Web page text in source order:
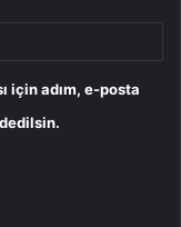
için adım, e-posta